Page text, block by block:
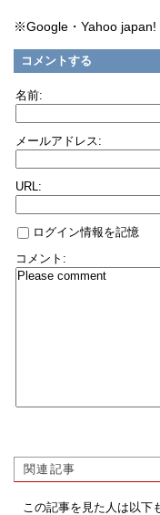
※Google・Yahoo
コメントする
名前:
メールアドレス:
URL:
ログイン情報を記憶
コメント:
関連記事
この記事を見た人は以下